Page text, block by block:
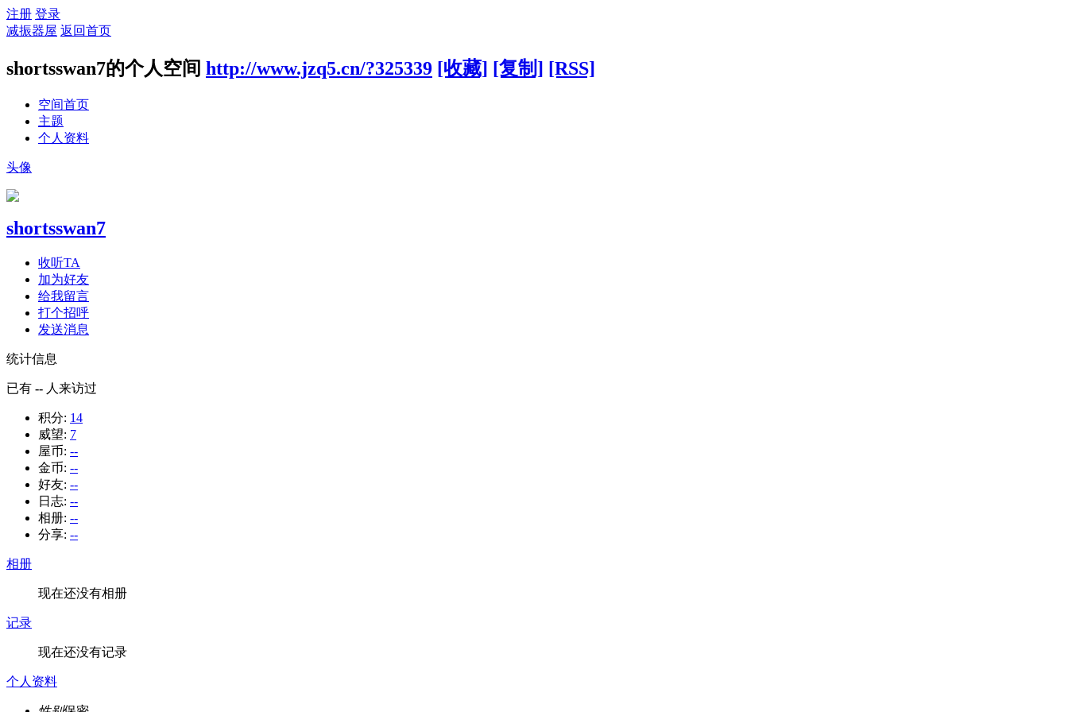
注册 登录
减振器屋 返回首页
shortsswan7的个人空间 http://www.jzq5.cn/?325339 [收藏] [复制] [RSS]
空间首页
主题
个人资料
头像
shortsswan7
收听TA
加为好友
给我留言
打个招呼
发送消息
统计信息
已有 -- 人来访过
积分: 14
威望: 7
屋币: --
金币: --
好友: --
日志: --
相册: --
分享: --
相册
现在还没有相册
记录
现在还没有记录
个人资料